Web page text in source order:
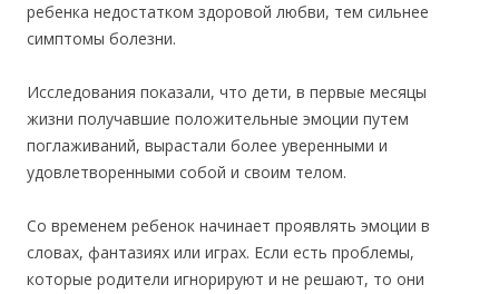
ребенка недостатком здоровой любви, тем сильнее
симптомы болезни.
Исследования показали, что дети, в первые месяцы
жизни получавшие положительные эмоции путем
поглаживаний, вырастали более уверенными и
удовлетворенными собой и своим телом.
Со временем ребенок начинает проявлять эмоции в
словах, фантазиях или играх. Если есть проблемы,
которые родители игнорируют и не решают, то они